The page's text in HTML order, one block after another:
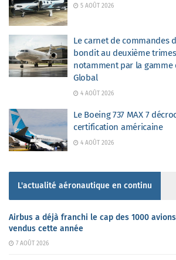
5 AOÛT 2026
Le carnet de commandes
bondit au deuxième
notamment par la gamme
Global
4 AOÛT 2026
Le Boeing 737 MAX 7
certification américaine
4 AOÛT 2026
L'actualité aéronautique en continu
Airbus a déjà franchi le cap des 1000
vendus cette année
7 AOÛT 2026